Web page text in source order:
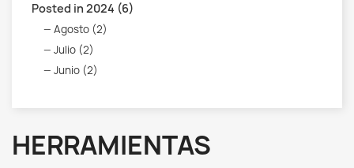
Posted in 2024 (6)
Agosto (2)
Julio (2)
Junio (2)
HERRAMIENTAS